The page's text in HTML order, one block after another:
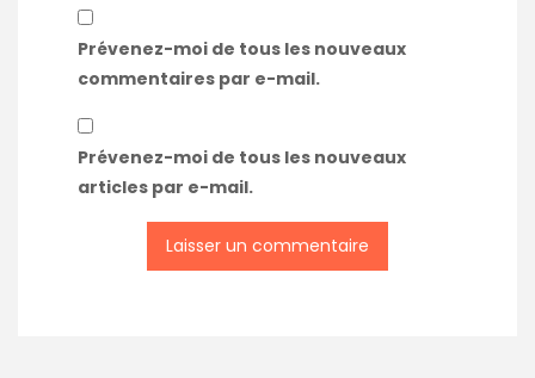
Prévenez-moi de tous les nouveaux
commentaires par e-mail.
Prévenez-moi de tous les nouveaux
articles par e-mail.